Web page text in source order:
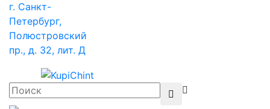
г. Санкт-
Петербург,
Полюстровский
пр., д. 32, лит. Д